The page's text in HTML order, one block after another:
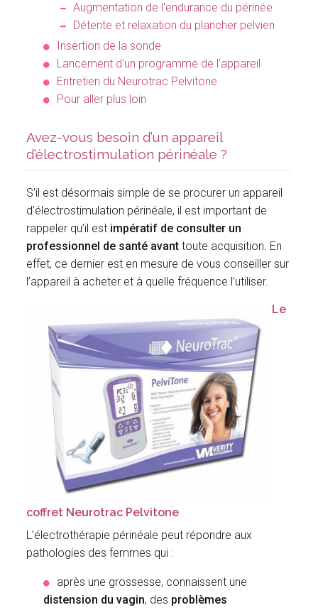
Augmentation de l'endurance du périnée
Détente et relaxation du plancher pelvien
Insertion de la sonde
Lancement d'un programme de l'appareil
Entretien du Neurotrac Pelvitone
Pour aller plus loin
Avez-vous besoin d’un appareil
d’électrostimulation périnéale ?
S'il est désormais simple de se procurer un appareil
d’électrostimulation périnéale, il est important de
rappeler qu’il est impératif de consulter un
professionnel de santé avant toute acquisition. En
effet, ce dernier est en mesure de vous conseiller sur
l’appareil à acheter et à quelle fréquence l’utiliser.
Le
coffret Neurotrac Pelvitone
L’électrothérapie périnéale peut répondre aux
pathologies des femmes qui :
après une grossesse, connaissent une
distension du vagin, des problèmes